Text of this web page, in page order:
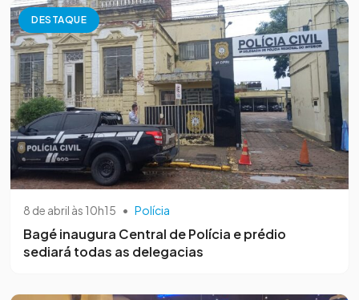
DESTAQUE
8 de abril às 10h15 • Polícia
Bagé inaugura Central de Polícia e prédio
sediará todas as delegacias